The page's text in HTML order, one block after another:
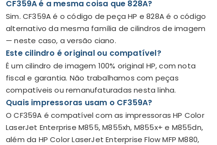
CF359A é a mesma coisa que 828A?
Sim. CF359A é o código de peça HP e 828A é o código
alternativo da mesma família de cilindros de imagem
— neste caso, a versão ciano.
Este cilindro é original ou compatível?
É um cilindro de imagem 100% original HP, com nota
fiscal e garantia. Não trabalhamos com peças
compatíveis ou remanufaturadas nesta linha.
Quais impressoras usam o CF359A?
O CF359A é compatível com as impressoras HP Color
LaserJet Enterprise M855, M855xh, M855x+ e M855dn,
além da HP Color LaserJet Enterprise Flow MFP M880,